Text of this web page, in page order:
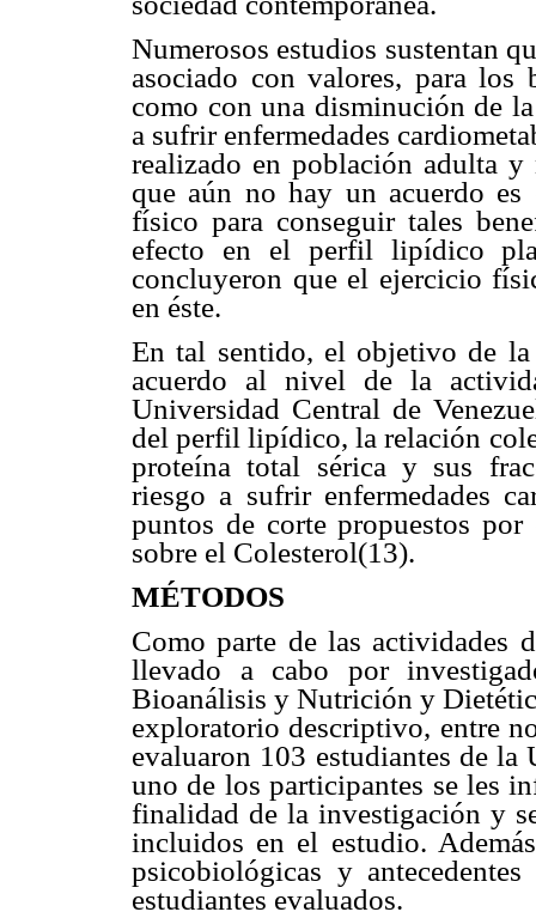
Numerosos estudios sustentan
asociado con valores, para los
como con una disminución de
a sufrir enfermedades
realizado en población adulta
que aún no hay un acuerdo
físico para conseguir tales
efecto en el perfil lipídico
concluyeron que el ejercicio
en éste.
En tal sentido, el objetivo de la
acuerdo al nivel de la
Universidad Central de
del perfil lipídico, la relación
proteína total sérica y sus
riesgo a sufrir enfermedades
puntos de corte propuestos
sobre el Colesterol(13).
MÉTODOS
Como parte de las actividades
llevado a cabo por
Bioanálisis y Nutrición y
exploratorio descriptivo, entre
evaluaron 103 estudiantes de la
uno de los participantes se les
finalidad de la investigación y
incluidos en el estudio.
psicobiológicas y
estudiantes evaluados.